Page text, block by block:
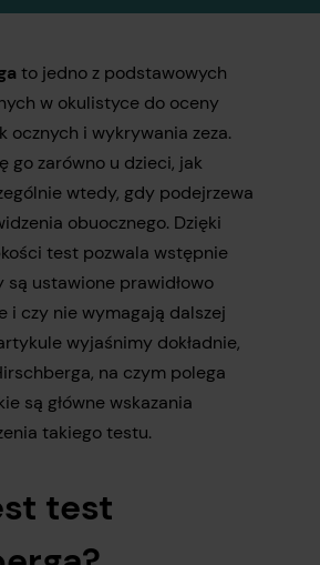
to jedno z podstawowych
w okulistyce do oceny
ocznych i wykrywania zeza.
go zarówno u dzieci, jak
wtedy, gdy podejrzewa
obuocznego. Dzięki
test pozwala wstępnie
są ustawione prawidłowo
i czy nie wymagają dalszej
wyjaśnimy dokładnie,
na czym polega
są główne wskazania
takiego testu.
test